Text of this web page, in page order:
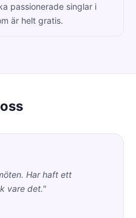
passionerade singlar i
är helt gratis.
Har haft ett
vare det."